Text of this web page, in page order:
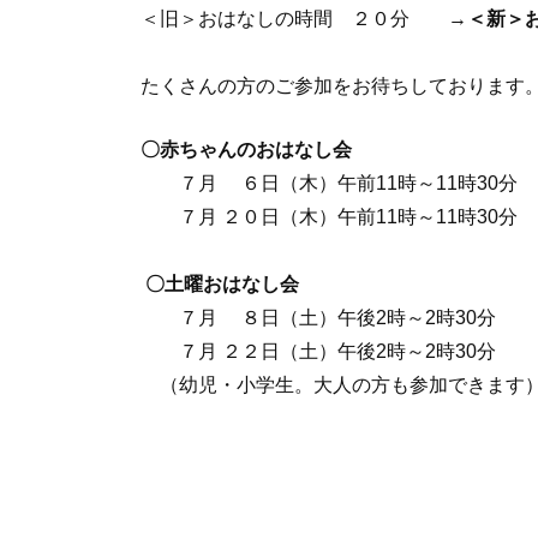
＜旧＞おはなしの時間 ２０分 → ＜新
たくさんの方のご参加をお待ちしております
〇赤ちゃんのおはなし会
７月 ６日（木）午前11時～11時30分
７月 ２０日（木）午前11時～11時30分
〇土曜おはなし会
７月 ８日（土）午後2時～2時30分
７月 ２２日（土）午後2時～2時30分
（幼児・小学生。大人の方も参加できます